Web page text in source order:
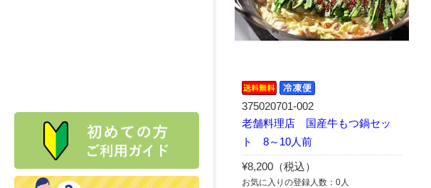
375020701-002
老舗料理店 国産牛もつ鍋セッ
ト 8～10人前
¥8,200（税込）
お気に入りの登録人数：0人